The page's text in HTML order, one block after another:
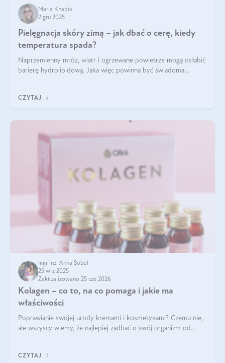
Maria Knapik
2 gru 2025
Pielęgnacja skóry zimą – jak dbać o cerę, kiedy
temperatura spada?
Naprzemienny mróz, wiatr i ogrzewane powietrze mogą osłabić
barierę hydrolipidową. Jaka więc powinna być świadoma
CZYTAJ
mgr inż. Anna Sobol
25 wrz 2025
Zaktualizowano 25 cze 2026
Kolagen – co to, na co pomaga i jakie ma
właściwości
Poprawianie swojej urody kremami i kosmetykami? Czemu nie,
ale wszyscy wiemy, że najlepiej zadbać o swój organizm od
wysokiej jakości suplem
CZYTAJ